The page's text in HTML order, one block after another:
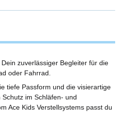
zuverlässiger Begleiter für die
oder Fahrrad.
tiefe Passform und die visierartige
im Schläfen- und
Ace Kids Verstellsystems passt du